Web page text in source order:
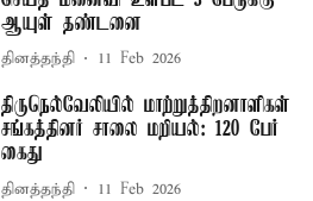
ஆயுள் தண்டனை
தினத்தந்தி 11 Feb 2026
திருநெல்வேலியில் மாற்றுத்திறனாளிகள்
சங்கத்தினர் சாலை மறியல்: 120 பேர்
கைது
தினத்தந்தி 11 Feb 2026